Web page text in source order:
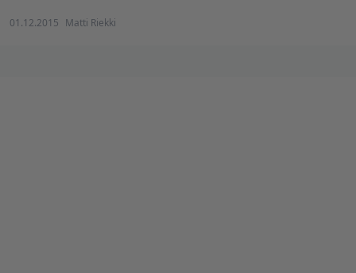
01.12.2015 Matti Riekki